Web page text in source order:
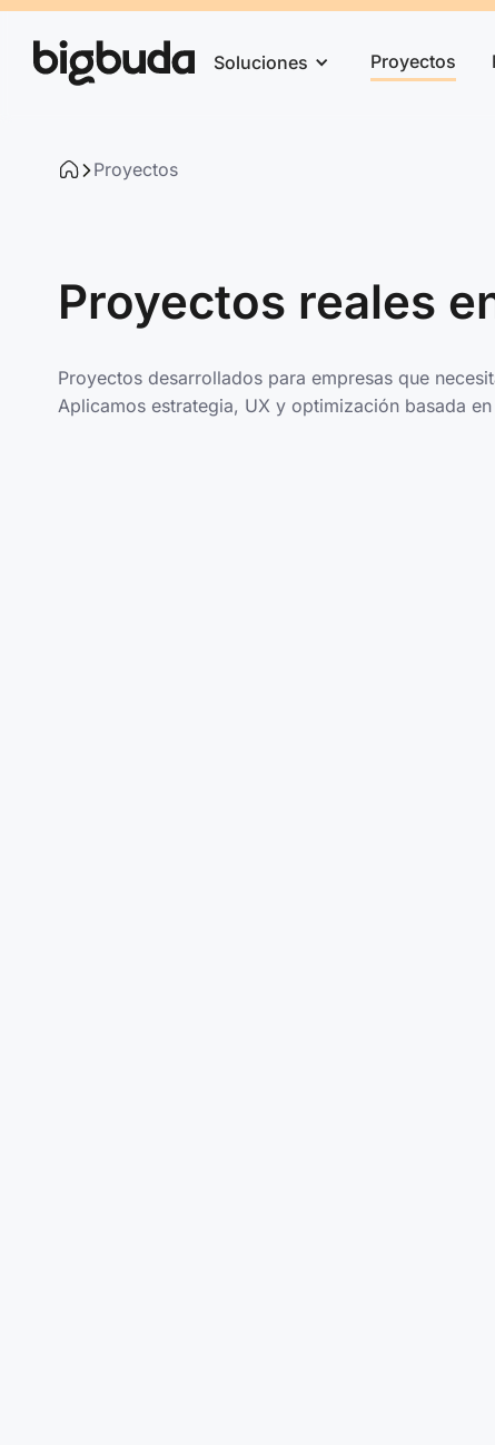
Soluciones Proyectos
Proyectos
Proyectos reales
Proyectos desarrollados para empresas que
Aplicamos estrategia, UX y optimización basada